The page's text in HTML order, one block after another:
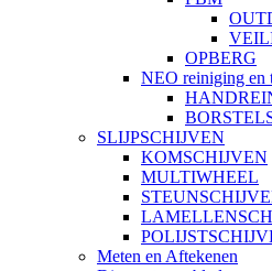
OPBERG
NEO reiniging en
SLIJPSCHIJVEN
KOMSCHIJVEN
MULTIWHEEL
Meten en Aftekenen